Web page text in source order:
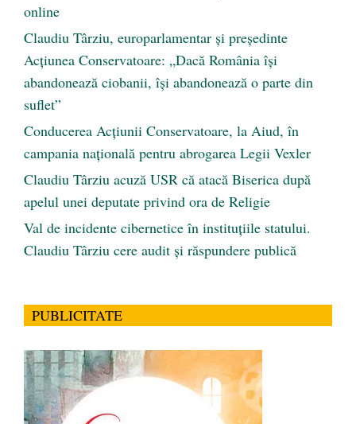
online
Claudiu Târziu, europarlamentar și președinte
Acțiunea Conservatoare: „Dacă România își
abandonează ciobanii, își abandonează o parte din
suflet”
Conducerea Acțiunii Conservatoare, la Aiud, în
campania națională pentru abrogarea Legii Vexler
Claudiu Târziu acuză USR că atacă Biserica după
apelul unei deputate privind ora de Religie
Val de incidente cibernetice în instituțiile statului.
Claudiu Târziu cere audit și răspundere publică
PUBLICITATE